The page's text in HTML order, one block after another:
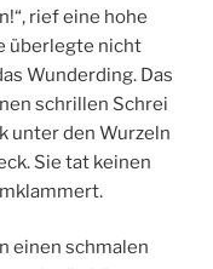
rief eine hohe
überlegte nicht
Wunderding. Das
schrillen Schrei
unter den Wurzeln
Sie tat keinen
einen schmalen